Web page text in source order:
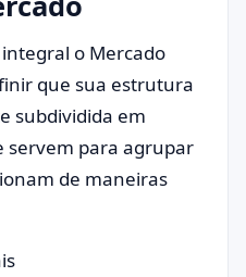
o Mercado
que sua estrutura
subdividida em
servem para agrupar
de maneiras